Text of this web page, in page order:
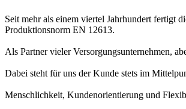
Seit mehr als einem viertel Jahrhundert fertigt
Produktionsnorm EN 12613.
Als Partner vieler Versorgungsunternehmen,
Dabei steht für uns der Kunde stets im
Menschlichkeit, Kundenorientierung und